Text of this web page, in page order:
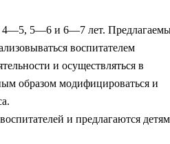
4—5, 5—6 и 6—7 лет.
воспитателем
и осуществляться в
образом модифицироваться и
и предлагаются детям